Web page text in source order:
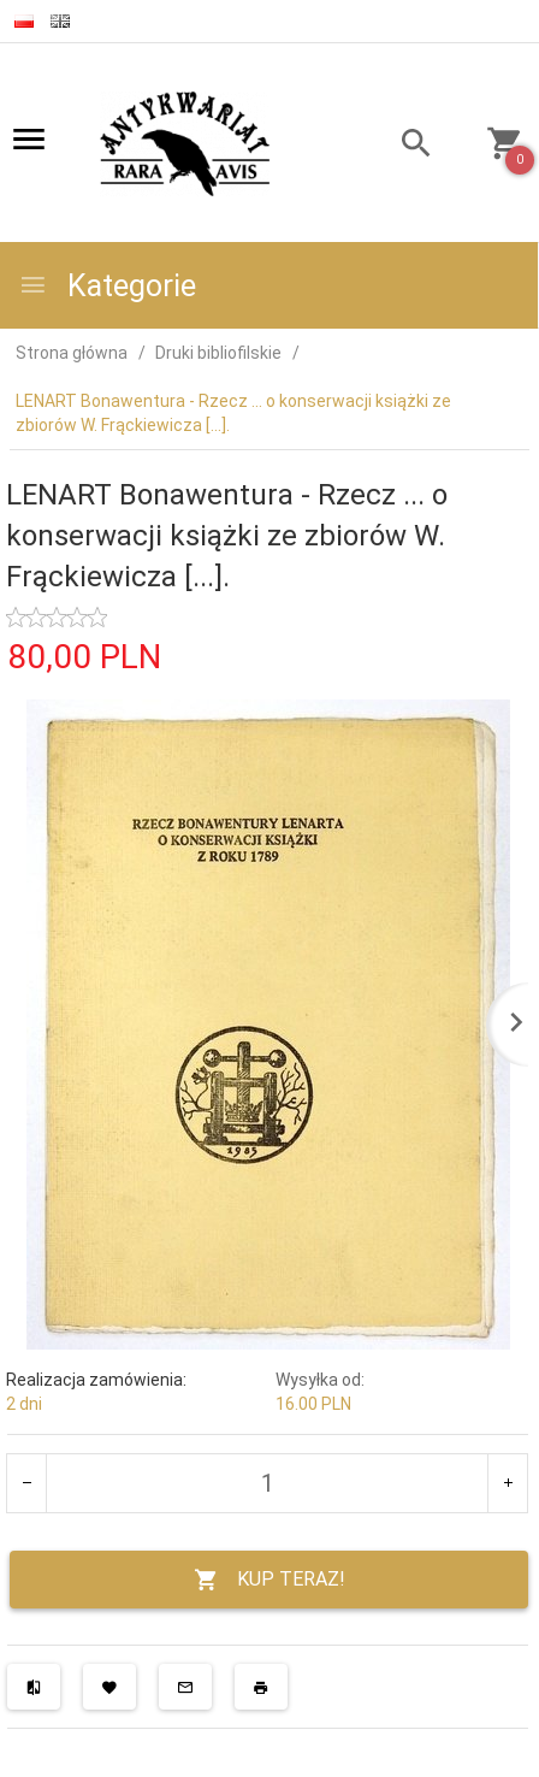
0
Kategorie
Strona główna Druki bibliofilskie
LENART Bonawentura - Rzecz ... o konserwacji książki ze
zbiorów W. Frąckiewicza [...].
LENART Bonawentura - Rzecz ... o
konserwacji książki ze zbiorów W.
Frąckiewicza [...].
80,00 PLN
Realizacja zamówienia:
2 dni
Wysyłka od:
16.00 PLN
KUP TERAZ!